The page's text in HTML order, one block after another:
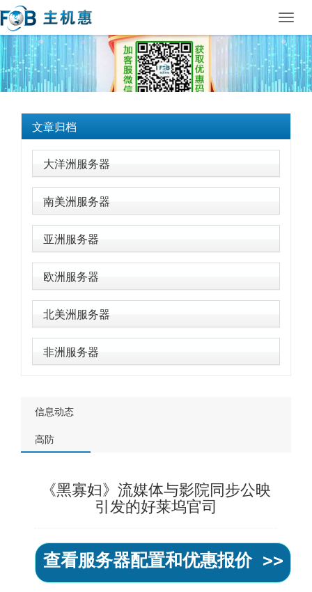
文章归档
大洋洲服务器
南美洲服务器
亚洲服务器
欧洲服务器
北美洲服务器
非洲服务器
信息动态
高防
《黑寡妇》流媒体与影院同步公映
引发的好莱坞官司
查看服务器配置和优惠报价 >>